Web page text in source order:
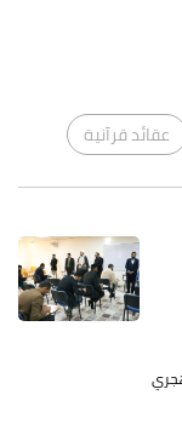
عقائد قرآنية